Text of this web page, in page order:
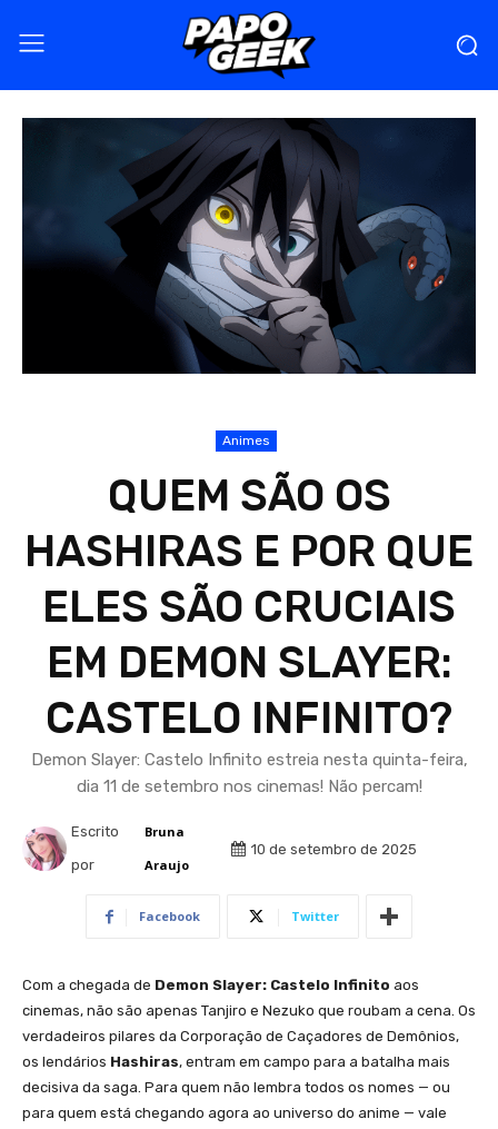
Animes
QUEM SÃO OS
HASHIRAS E POR QUE
ELES SÃO CRUCIAIS
EM DEMON SLAYER:
CASTELO INFINITO?
Demon Slayer: Castelo Infinito estreia nesta quinta-feira,
dia 11 de setembro nos cinemas! Não percam!
Escrito
por
Bruna
Araujo
10 de setembro de 2025
Facebook Twitter
Com a chegada de Demon Slayer: Castelo Infinito aos
cinemas, não são apenas Tanjiro e Nezuko que roubam a cena. Os
verdadeiros pilares da Corporação de Caçadores de Demônios,
os lendários Hashiras, entram em campo para a batalha mais
decisiva da saga. Para quem não lembra todos os nomes — ou
para quem está chegando agora ao universo do anime — vale